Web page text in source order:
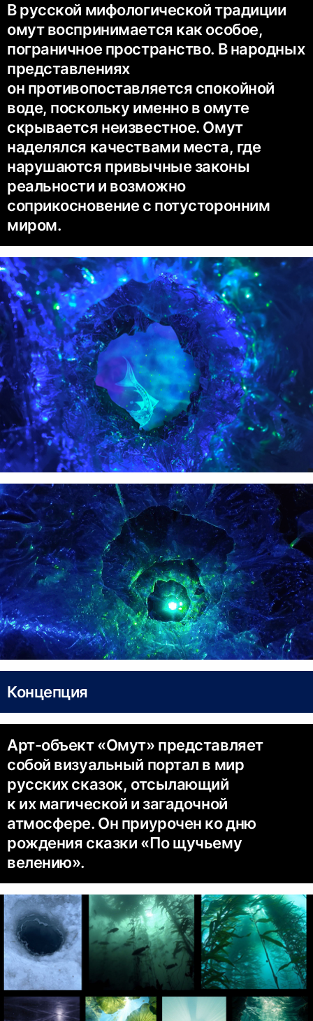
В русской мифологической традиции
омут воспринимается как особое,
пограничное пространство. В народных
представлениях
он противопоставляется спокойной
воде, поскольку именно в омуте
скрывается неизвестное. Омут
наделялся качествами места, где
нарушаются привычные законы
реальности и возможно
соприкосновение с потусторонним
миром.
Концепция
Арт-объект «Омут» представляет
собой визуальный портал в мир
русских сказок, отсылающий
к их магической и загадочной
атмосфере. Он приурочен ко дню
рождения сказки «По щучьему
велению».